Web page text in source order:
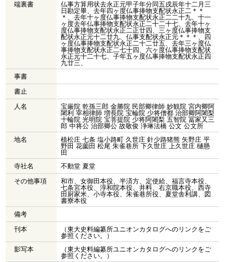
端裏書
仏事方算用状去永正元甲子年分同五戌辰年十二月三
日勘定畢、去年四ヶ度仏事捧物支配状永正二＊＊
＊、去年十ヶ度仏事捧物支配状永正二二十九、十一
ヶ度去年仏事捧物支配状永正二十二十七、去年十ヶ
度仏事捧物支配状永正二正廿四、三ヶ度仏事捧物支
配状永正元十二廿九、仏事支配状永正元＊＊＊、四
ヶ度仏事捧物支配状永正二十二廿五、去年三ヶ度仏
事捧物支配状永正二七十四、六ヶ度仏事捧物支配状
永正元十二十七、子年五ヶ度仏事捧物支配状永正四
九廿三、
事書
書止
人名
宝厳院 乾孫三郎 金勝院 民部卿律師 妙観院 宮内卿阿
闍利 宰相律師 増長院 宝輪院 少将僧都 治部卿阿闍梨
十輪院 光明院 宝菩提院 少将阿闍梨 五智院 冨家又三
郎 中将公 治部卿公 故敬俊 浄琳法橋 公文 公文所
地名
植松庄 七条 塩小路町 久世庄 針少路猪熊 矢野庄 平
野田 花薗田 松尾 朱雀巷所 下久世庄 上久世庄 樋懸
田
寺社名
不動堂 夏堂
その他事項
和市、女御田本役、半済方、定使給、福言寺本役、
七条宮本役、淳和院本役、井料、右京職本役、西寺
田厨家米、小寺本役、朱雀巷所役、夏堂舎利講、図
書寮本役
備考
刊本
（東大史料編纂所ユニオンカタログへのリンクをご
参照ください。）
影写本
（東大史料編纂所ユニオンカタログへのリンクをご
参照ください。）